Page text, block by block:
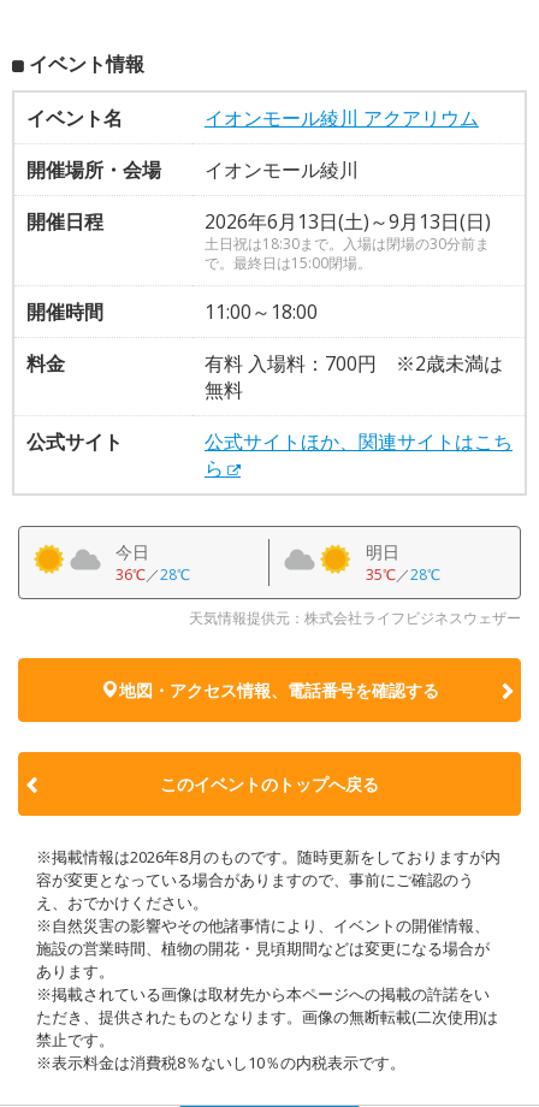
イベント情報
イベント名
イオンモール綾川 アクアリウム
開催場所・会場
イオンモール綾川
開催日程
2026年6月13日(土)～9月13日(日)
土日祝は18:30まで。入場は閉場の30分前ま
で。最終日は15:00閉場。
開催時間
11:00～18:00
料金
有料 入場料：700円 ※2歳未満は
無料
公式サイト
公式サイトほか、関連サイトはこち
ら
今日
36℃／28℃
明日
35℃／28℃
天気情報提供元：株式会社ライフビジネスウェザー
地図・アクセス情報、電話番号を確認する
このイベントのトップへ戻る
※掲載情報は2026年8月のものです。随時更新をしておりますが内
容が変更となっている場合がありますので、事前にご確認のう
え、おでかけください。
※自然災害の影響やその他諸事情により、イベントの開催情報、
施設の営業時間、植物の開花・見頃期間などは変更になる場合が
あります。
※掲載されている画像は取材先から本ページへの掲載の許諾をい
ただき、提供されたものとなります。画像の無断転載(二次使用)は
禁止です。
※表示料金は消費税8％ないし10％の内税表示です。